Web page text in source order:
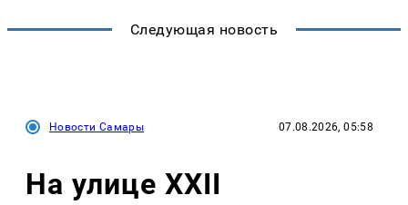
Следующая новость
Новости Самары 07.08.2026, 05:58
На улице XXII